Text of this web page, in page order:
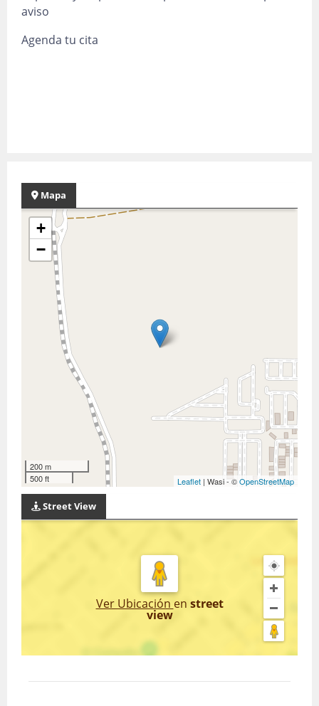
aviso
Agenda tu cita
Mapa
+
−
200 m
500 ft
Leaflet | Wasi - ©OpenStreetMap
Street View
Ver Ubicación en street
view